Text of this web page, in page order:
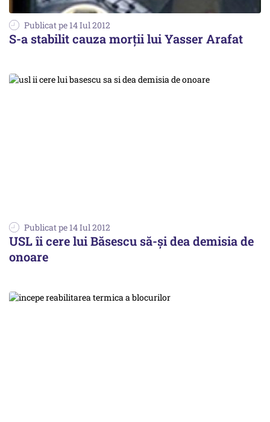
Publicat pe 14 Iul 2012
S-a stabilit cauza morţii lui Yasser Arafat
Publicat pe 14 Iul 2012
USL îi cere lui Băsescu să-şi dea demisia de
onoare